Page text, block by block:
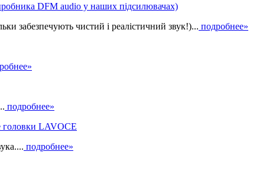
DFM audio у наших підсилювачах)
забезпечують чистий і реалістичний звук!)... подробнее»
подробнее»
головки LAVOCE
подробнее»